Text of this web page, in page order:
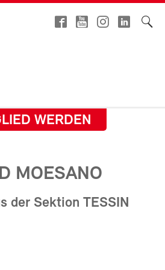
WERDEN
MOESANO
der Sektion TESSIN